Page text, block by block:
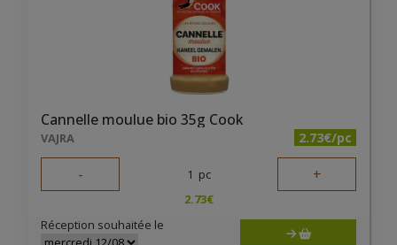
Cannelle moulue bio 35g Cook
VAJRA 2.73€/pc
- 1 pc +
2.73€
Réception souhaitée le